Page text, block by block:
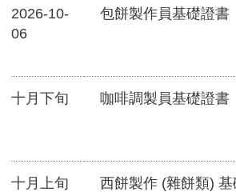
2026-10-
06
包餅製作員基礎證書
十月下旬 咖啡調製員基礎證書
十月上旬
西餅製作 (雜餅類)